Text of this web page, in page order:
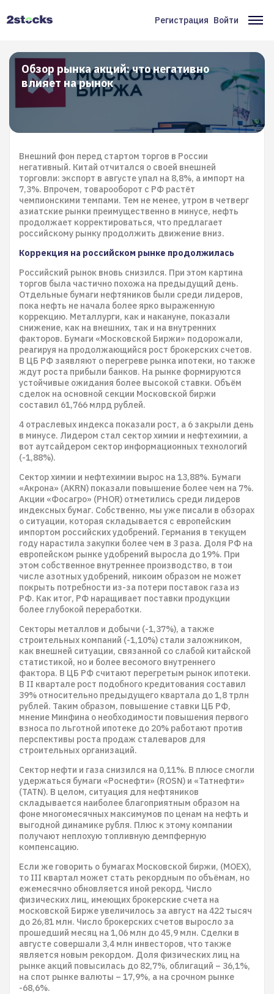
Меню
учётной
записи
пользователя
Регистрация Войти
Обзор рынка акций: что негативно
влияет на рынок
Внешний фон перед стартом торгов в России
негативный. Китай отчитался о своей внешней
торговли: экспорт в августе упал на 8,8%, а импорт на
7,3%. Впрочем, товарооборот с РФ растёт
чемпионскими темпами. Тем не менее, утром в четверг
азиатские рынки преимущественно в минусе, нефть
продолжает корректироваться, что предлагает
российскому рынку продолжить движение вниз.
Коррекция на российском рынке продолжилась
Российский рынок вновь снизился. При этом картина
торгов была частично похожа на предыдущий день.
Отдельные бумаги нефтяников были среди лидеров,
пока нефть не начала более ярко выраженную
коррекцию. Металлурги, как и накануне, показали
снижение, как на внешних, так и на внутренних
факторов. Бумаги «Московской Биржи» подорожали,
реагируя на продолжающийся рост брокерских счетов.
В ЦБ РФ заявляют о перегреве рынка ипотеки, но также
ждут роста прибыли банков. На рынке формируются
устойчивые ожидания более высокой ставки. Объём
сделок на основной секции Московской биржи
составил 61,766 млрд рублей.
4 отраслевых индекса показали рост, а 6 закрыли день
в минусе. Лидером стал сектор химии и нефтехимии, а
вот аутсайдером сектор информационных технологий
(-1,88%).
Сектор химии и нефтехимии вырос на 13,88%. Бумаги
«Акрона» (AKRN) показали повышение более чем на 7%.
Акции «Фосагро» (PHOR) отметились среди лидеров
индексных бумаг. Собственно, мы уже писали в обзорах
о ситуации, которая складывается с европейским
импортом российских удобрений. Германия в текущем
году нарастила закупки более чем в 3 раза. Доля РФ на
европейском рынке удобрений выросла до 19%. При
этом собственное внутреннее производство, в тои
числе азотных удобрений, никоим образом не может
покрыть потребности из-за потери поставок газа из
РФ. Как итог, РФ наращивает поставки продукции
более глубокой переработки.
Секторы металлов и добычи (-1,37%), а также
строительных компаний (-1,10%) стали заложником,
как внешней ситуации, связанной со слабой китайской
статистикой, но и более весомого внутреннего
фактора. В ЦБ РФ считают перегретым рынок ипотеки.
В II квартале рост подобного кредитования составил
39% относительно предыдущего квартала до 1,8 трлн
рублей. Таким образом, повышение ставки ЦБ РФ,
мнение Минфина о необходимости повышения первого
взноса по льготной ипотеке до 20% работают против
перспективы роста продаж сталеваров для
строительных организаций.
Сектор нефти и газа снизился на 0,11%. В плюсе смогли
удержаться бумаги «Роснефти» (ROSN) и «Татнефти»
(TATN). В целом, ситуация для нефтяников
складывается наиболее благоприятным образом на
фоне многомесячных максимумов по ценам на нефть и
выгодной динамике рубля. Плюс к этому компании
получают неплохую топливную демпферную
компенсацию.
Если же говорить о бумагах Московской биржи, (MOEX),
то III квартал может стать рекордным по объёмам, но
ежемесячно обновляется иной рекорд. Число
физических лиц, имеющих брокерские счета на
московской Бирже увеличилось за август на 422 тысяч
до 26,81 млн. Число брокерских счетов выросло за
прошедший месяц на 1,06 млн до 45,9 млн. Сделки в
августе совершали 3,4 млн инвесторов, что также
является новым рекордом. Доля физических лиц на
рынке акций повысилась до 82,7%, облигаций – 36,1%,
на спот рынке валюты – 17,9%, а на срочном рынке
-68,6%.